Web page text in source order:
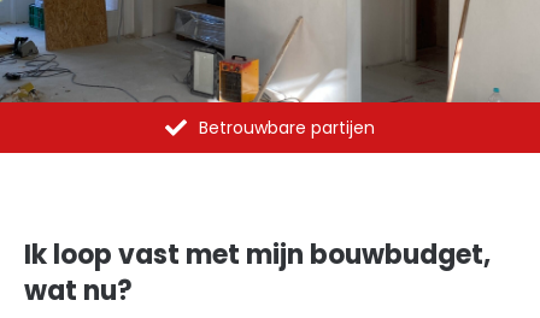
Betrouwbare partijen
Ik loop vast met mijn bouwbudget,
wat nu?